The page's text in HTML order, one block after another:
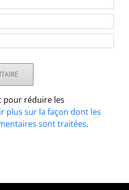
pour réduire les
plus sur la façon dont les
sont traitées.